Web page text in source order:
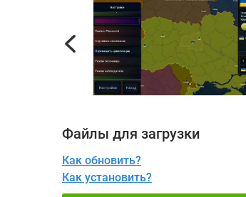
Previous
Файлы для загрузки
Как обновить?
Как установить?